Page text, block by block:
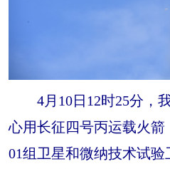
4月10日12时25分，
心用长征四号丙运载火
01组卫星和微纳技术试